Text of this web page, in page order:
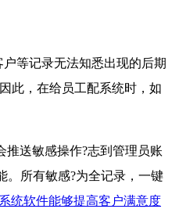
等记录无法知悉出现的后期
此，在给员工配系统时，如
送敏感操作?志到管理员账
。所有敏感?为全记录，一键
统软件能够提高客户满意度